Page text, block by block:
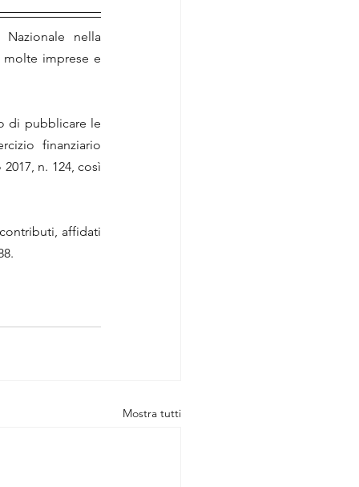
nella
imprese e
di pubblicare le
finanziario
n. 124, così
affidati
Mostra tutti